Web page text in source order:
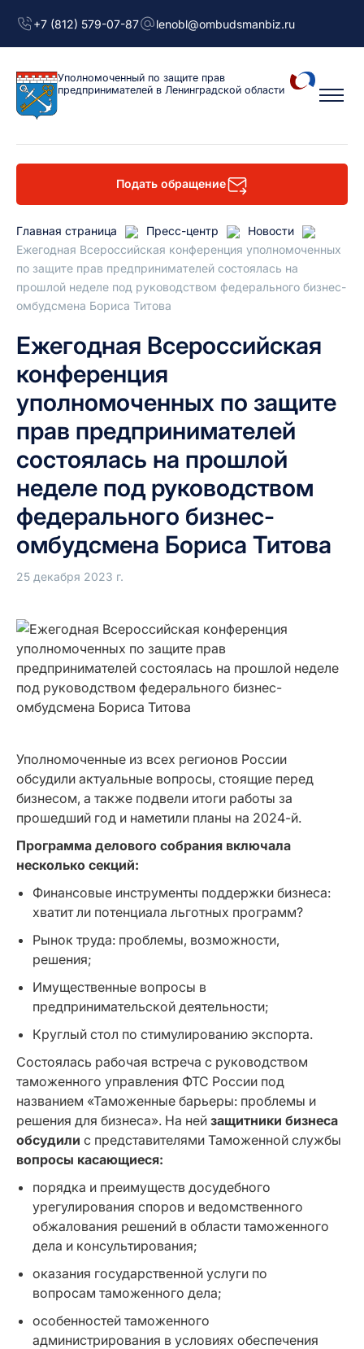
+7 (812) 579-07-87 lenobl@ombudsmanbiz.ru
Уполномоченный по защите прав
предпринимателей в Ленинградской области
Подать обращение
Главная страница Пресс-центр
Новости
Ежегодная Всероссийская конференция уполномоченных
по защите прав предпринимателей состоялась на
прошлой неделе под руководством федерального бизнес-
омбудсмена Бориса Титова
Ежегодная Всероссийская
конференция
уполномоченных по защите
прав предпринимателей
состоялась на прошлой
неделе под руководством
федерального бизнес-
омбудсмена Бориса Титова
25 декабря 2023 г.
Уполномоченные из всех регионов России
обсудили актуальные вопросы, стоящие перед
бизнесом, а также подвели итоги работы за
прошедший год и наметили планы на 2024-й.
Программа делового собрания включала
несколько секций:
Финансовые инструменты поддержки бизнеса:
хватит ли потенциала льготных программ?
Рынок труда: проблемы, возможности,
решения;
Имущественные вопросы в
предпринимательской деятельности;
Круглый стол по стимулированию экспорта.
Состоялась рабочая встреча с руководством
таможенного управления ФТС России под
названием «Таможенные барьеры: проблемы и
решения для бизнеса». На ней защитники бизнеса
обсудили с представителями Таможенной службы
вопросы касающиеся:
порядка и преимуществ досудебного
урегулирования споров и ведомственного
обжалования решений в области таможенного
дела и консультирования;
оказания государственной услуги по
вопросам таможенного дела;
особенностей таможенного
администрирования в условиях обеспечения